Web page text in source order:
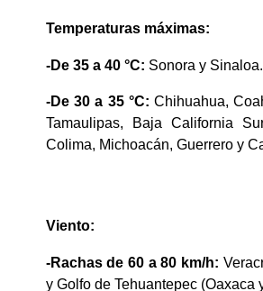
Temperaturas máximas:
-De 35 a 40 °C: Sonora y Sinaloa.
-De 30 a 35 °C: Chihuahua,
Tamaulipas, Baja California
Colima, Michoacán, Guerrero y
Viento:
-Rachas de 60 a 80 km/h:
y Golfo de Tehuantepec (Oaxaca